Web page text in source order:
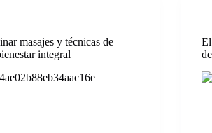
masajes y técnicas de
integral